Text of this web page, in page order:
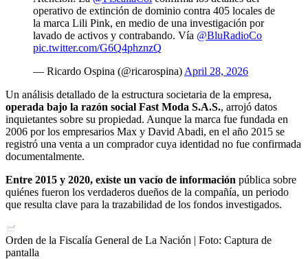
operativo de extinción de dominio contra 405 locales de
la marca Lili Pink, en medio de una investigación por
lavado de activos y contrabando. Vía @BluRadioCo
pic.twitter.com/G6Q4phznzQ
— Ricardo Ospina (@ricarospina) April 28, 2026
Un análisis detallado de la estructura societaria de la empresa,
operada bajo la razón social Fast Moda S.A.S., arrojó datos
inquietantes sobre su propiedad. Aunque la marca fue fundada en
2006 por los empresarios Max y David Abadi, en el año 2015 se
registró una venta a un comprador cuya identidad no fue confirmada
documentalmente.
Entre 2015 y 2020, existe un vacío de información pública sobre
quiénes fueron los verdaderos dueños de la compañía, un periodo
que resulta clave para la trazabilidad de los fondos investigados.
Orden de la Fiscalía General de La Nación | Foto: Captura de
pantalla